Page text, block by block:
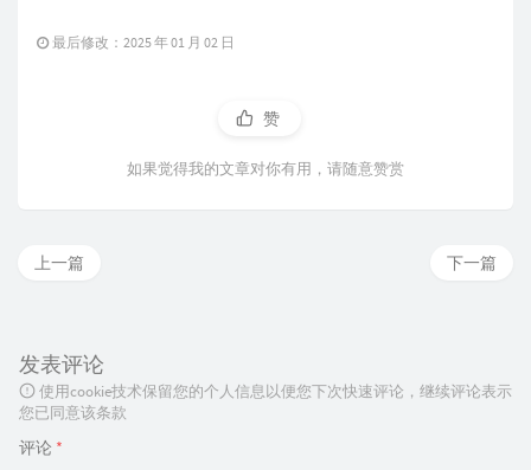
最后修改：2025 年 01 月 02 日
赞
如果觉得我的文章对你有用，请随意赞赏
下一篇
上一篇
发表评论
使用cookie技术保留您的个人信息以便您下次快速评论，继续评论表示
您已同意该条款
评论 *